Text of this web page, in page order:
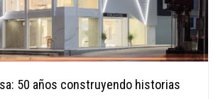
50 años construyendo historias